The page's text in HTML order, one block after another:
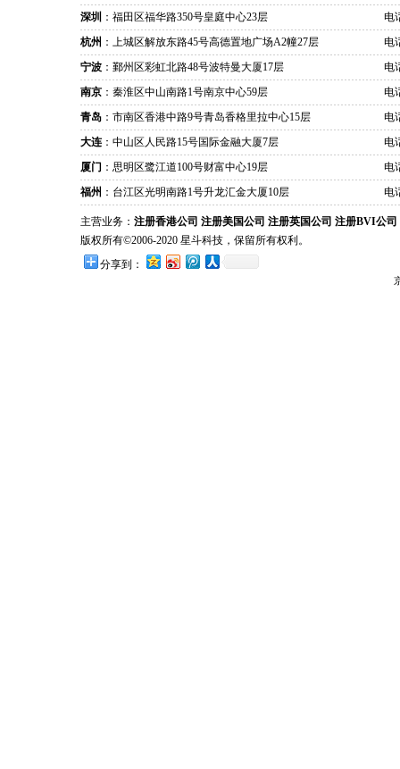
深圳 ：福田区福华路350号皇庭中心23层
电
杭州 ：上城区解放东路45号高德置地广场A2幢27层
电
宁波 ：鄞州区彩虹北路48号波特曼大厦17层
电
南京 ：秦淮区中山南路1号南京中心59层
电
青岛 ：市南区香港中路9号青岛香格里拉中心15层
电
大连 ：中山区人民路15号国际金融大厦7层
电
厦门 ：思明区鹭江道100号财富中心19层
电
福州 ：台江区光明南路1号升龙汇金大厦10层 电
主营业务： 注册香港公司 注册美国公司 注册英国公司 注册BVI公司
版权所有©2006-2020 星斗科技，保留所有权利。
分享到：